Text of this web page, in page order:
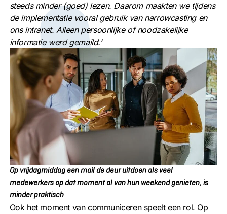
steeds minder (goed) lezen. Daarom maakten we tijdens
de implementatie vooral gebruik van narrowcasting en
ons intranet. Alleen persoonlijke of noodzakelijke
informatie werd gemaild.’
Op vrijdagmiddag een mail de deur uitdoen als veel
medewerkers op dat moment al van hun weekend genieten, is
minder praktisch
Ook het moment van communiceren speelt een rol. Op